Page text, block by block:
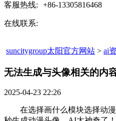
客服热线: +86-13305816468
在线联系:
suncitygroup太阳官方网站 > ai
无法生成与头像相关的内
2025-04-23 22:26
在选择画什么模块选择动漫